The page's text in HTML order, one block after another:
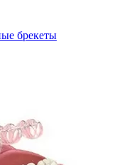
брекеты